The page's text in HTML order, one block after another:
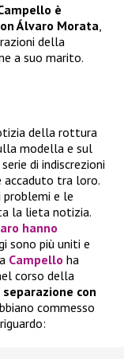
è
Álvaro Morata
della
a suo marito.
della rottura
modella e sul
di indiscrezioni
accaduto tra loro.
problemi e le
la lieta notizia.
hanno
sono più uniti e
Campello ha
corso della
con
commesso